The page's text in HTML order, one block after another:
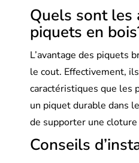
Quels sont les
piquets en
L’avantage des piquets
le cout. Effectivement,
caractéristiques que les
un piquet durable dans
de supporter une
Conseils